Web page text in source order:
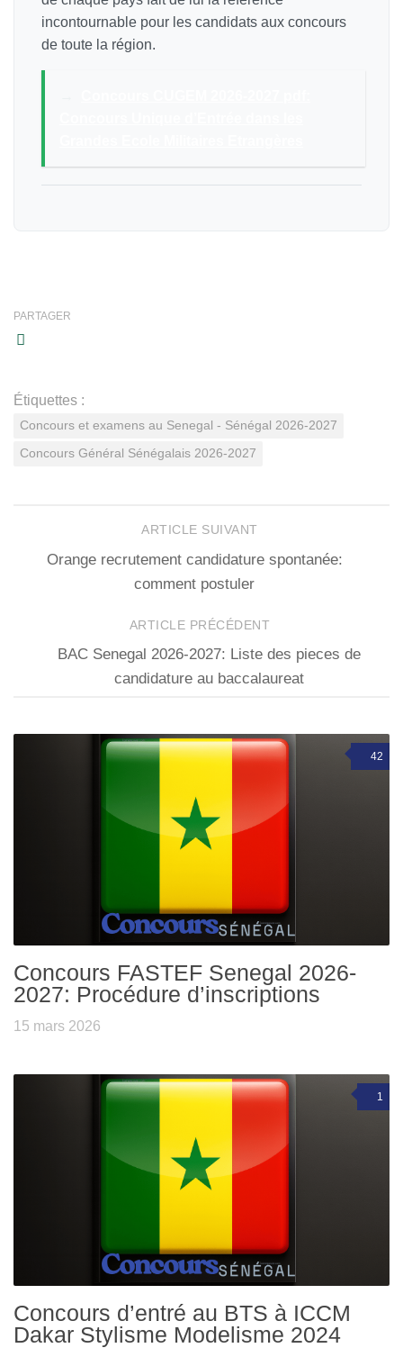
incontournable pour les candidats aux concours
de toute la région.
PARTAGER
Étiquettes :
Concours et examens au Senegal - Sénégal 2026-2027
Concours Général Sénégalais 2026-2027
ARTICLE SUIVANT
Orange recrutement candidature spontanée:
comment postuler
ARTICLE PRÉCÉDENT
BAC Senegal 2026-2027: Liste des pieces de
candidature au baccalaureat
42
Concours FASTEF Senegal 2026-
2027: Procédure d’inscriptions
15 mars 2026
1
Concours d’entré au BTS à ICCM
Dakar Stylisme Modelisme 2024